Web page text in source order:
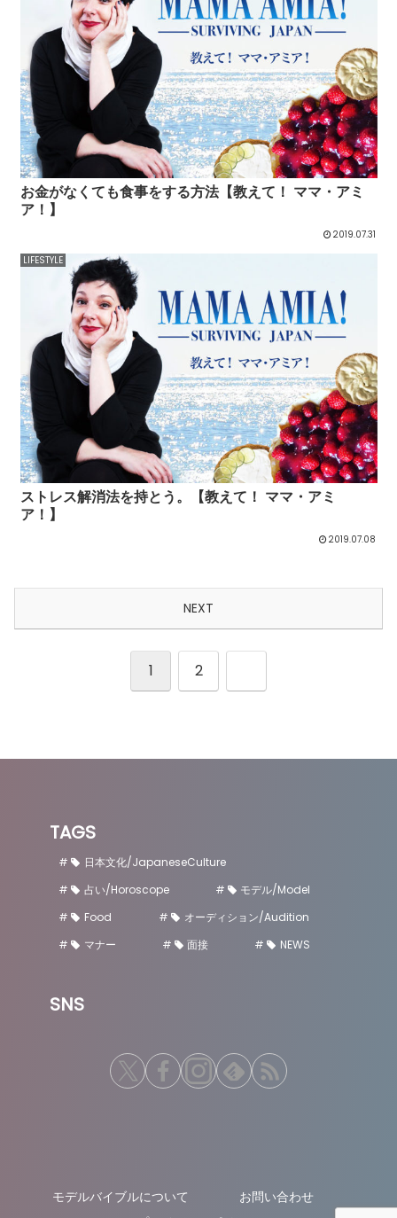
お金がなくても食事をする方法【教えて！ ママ・アミ
ア！】
2019.07.31
LIFESTYLE
ストレス解消法を持とう。【教えて！ ママ・アミ
ア！】
2019.07.08
NEXT
1 2
TAGS
日本文化/JapaneseCulture
占い/Horoscope
モデル/Model
Food
オーディション/Audition
マナー
面接 NEWS
SNS
モデルバイブルについて
お問い合わせ